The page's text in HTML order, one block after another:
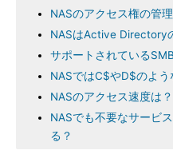
NASのアクセス権の管
NASはActive Directory
サポートされている
NASではC$やD$のよ
NASのアクセス速度は？
NASでも不要なサービ
る？